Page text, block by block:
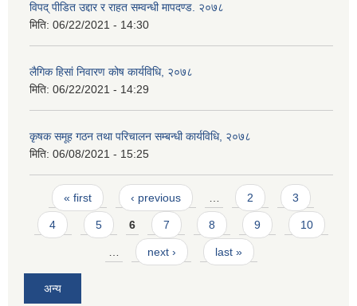
विपद् पीडित उद्दार र राहत सम्वन्धी मापदण्ड. २०७८
मिति: 06/22/2021 - 14:30
लैगिक हिसां निवारण कोष कार्यविधि, २०७८
मिति: 06/22/2021 - 14:29
कृषक समूह गठन तथा परिचालन सम्बन्धी कार्यविधि, २०७८
मिति: 06/08/2021 - 15:25
Pages
« first ‹ previous 2 3
4 5 6 7 8 9 10
next › last »
अन्य